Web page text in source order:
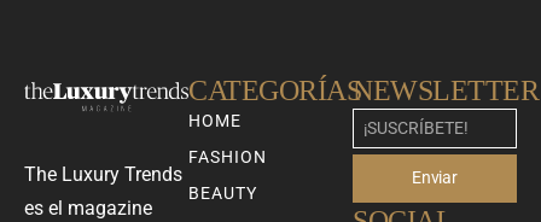
The Luxury Trends
es el magazine
CATEGORÍAS
HOME
FASHION
BEAUTY
NEWSLETTER
Enviar